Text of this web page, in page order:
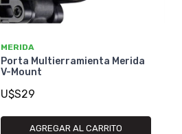
MERIDA
Porta Multierramienta Merida
V-Mount
U$S29
AGREGAR AL CARRITO